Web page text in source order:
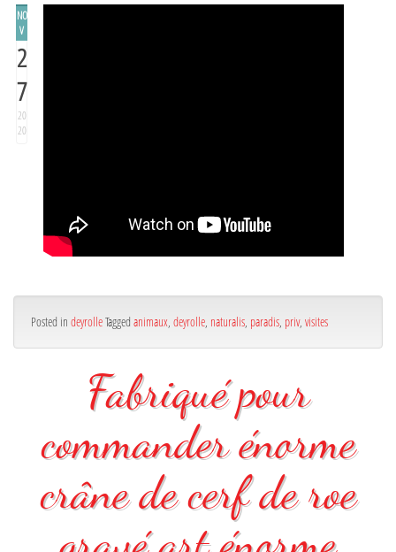
NO
V
2
7
20
20
Posted in deyrolleTagged animaux, deyrolle, naturalis, paradis, priv, visites
Fabriqué pour
commander énorme
crâne de cerf de roe